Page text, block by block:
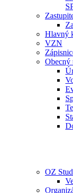
Hlavný
VZN
Obecný
OZ